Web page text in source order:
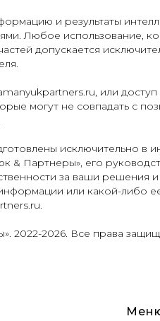
и результаты
Любое использование,
допускается
или
могут не совпадать с
исключительно в
& Партнеры», его
за ваши
или какой-либо
. 2022-2026. Все права